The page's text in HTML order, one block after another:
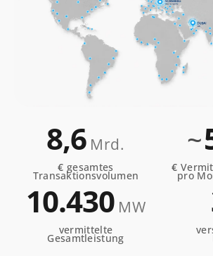
8,6 Mrd.
€ gesamtes
Transaktionsvolumen
~
€
pro
10.432 MW
vermittelte
Gesamtleistung